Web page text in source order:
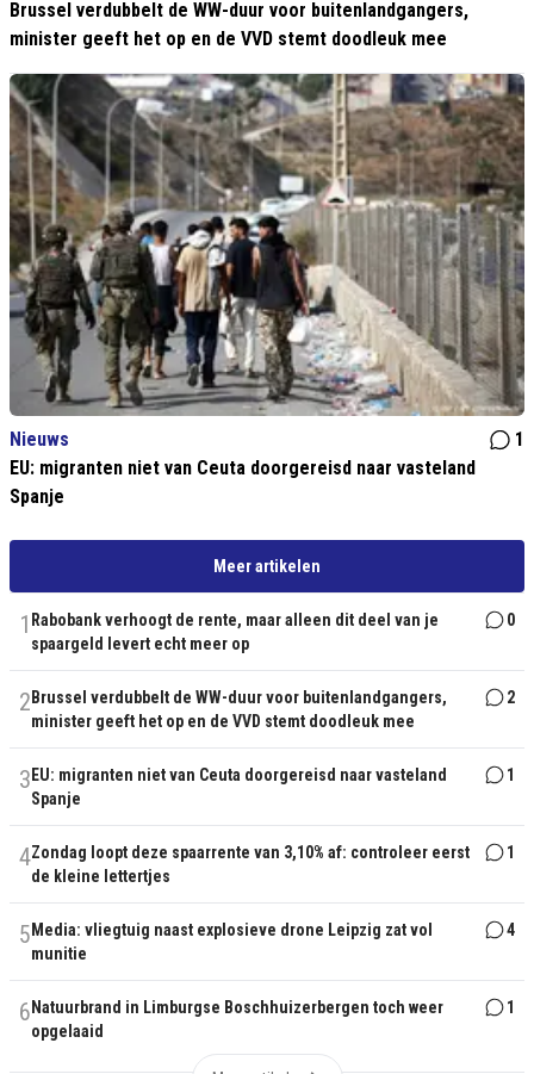
Brussel verdubbelt de WW-duur voor buitenlandgangers,
minister geeft het op en de VVD stemt doodleuk mee
Nieuws
1
EU: migranten niet van Ceuta doorgereisd naar vasteland
Spanje
Meer artikelen
1 Rabobank verhoogt de rente, maar alleen dit deel van je
spaargeld levert echt meer op
0
2 Brussel verdubbelt de WW-duur voor buitenlandgangers,
minister geeft het op en de VVD stemt doodleuk mee
2
3 EU: migranten niet van Ceuta doorgereisd naar vasteland
Spanje
1
4Zondag loopt deze spaarrente van 3,10% af: controleer eerst
de kleine lettertjes
1
5 Media: vliegtuig naast explosieve drone Leipzig zat vol
munitie
4
6 Natuurbrand in Limburgse Boschhuizerbergen toch weer
opgelaaid
1